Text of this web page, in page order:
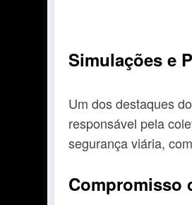
Simulações e
Um dos destaques
responsável pela
segurança viária,
Compromisso